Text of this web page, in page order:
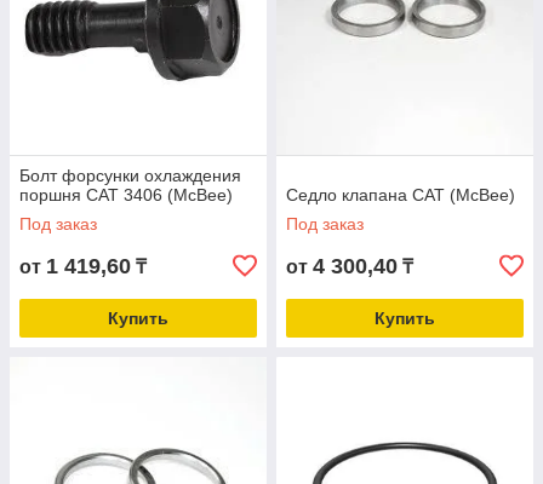
Болт форсунки охлаждения
поршня CAT 3406 (McBee)
Под заказ
от 1 419,60 ₸
Купить
Седло клапана CAT (McBee)
Под заказ
от 4 300,40 ₸
Купить